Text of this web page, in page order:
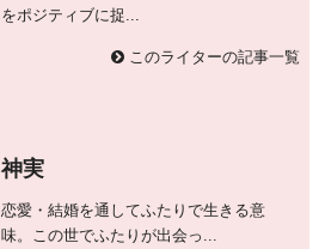
をポジティブに捉...
このライターの記事一覧
神実
恋愛・結婚を通してふたりで生きる意
味。この世でふたりが出会っ...